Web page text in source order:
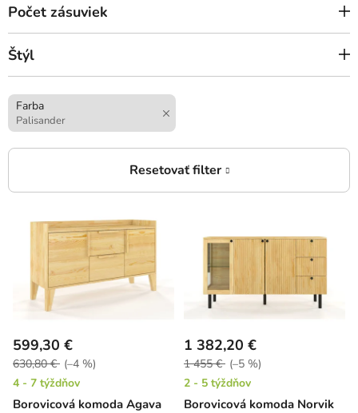
Počet zásuviek
Štýl
Farba
Palisander
r
o
d
u
Borovicová komoda Agava
599,30 €
630,80 € (–4 %)
4 - 7 týždňov
Borovicová komoda Norvik
1 382,20 €
1 455 € (–5 %)
2 - 5 týždňov